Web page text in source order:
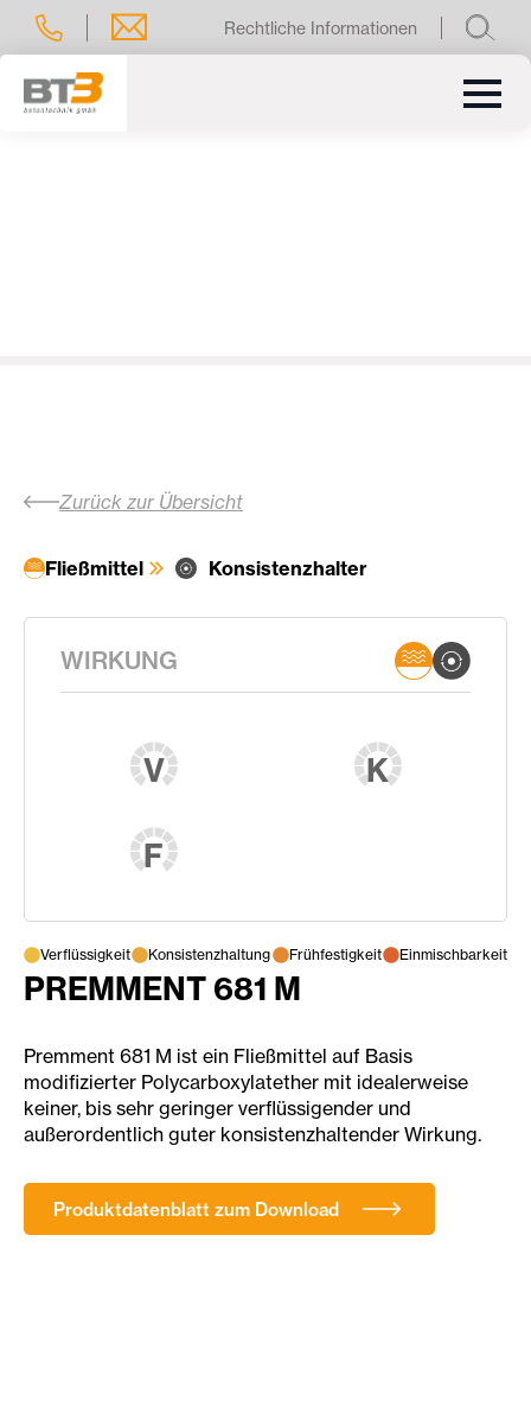
Rechtliche Informationen
Zurück zur Übersicht
Fließmittel Konsistenzhalter
WIRKUNG
V K
F
Verflüssigkeit Konsistenzhaltung Frühfestigkeit Einmischbarkeit
PREMMENT 681 M
Premment 681 M ist ein Fließmittel auf Basis
modifizierter Polycarboxylatether mit idealerweise
keiner, bis sehr geringer verflüssigender und
außerordentlich guter konsistenzhaltender Wirkung.
Produktdatenblatt zum Download